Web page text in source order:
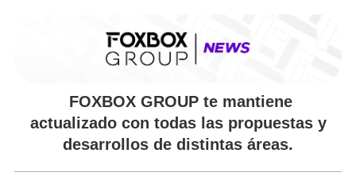
FOXBOX GROUPte mantiene
actualizado con todas las propuestas y
desarrollos de distintas áreas.